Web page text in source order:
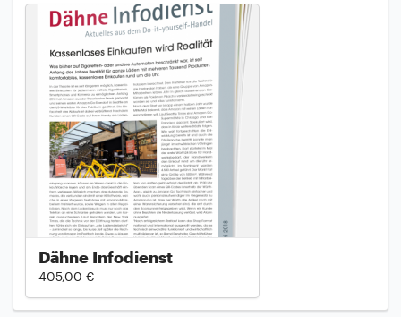
Dähne Infodienst
405,00 €